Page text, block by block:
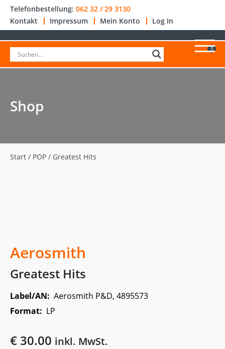
Telefonbestellung: 062 32 / 29 3130
Kontakt
Impressum Mein Konto Log In
0
Shop
Start / POP / Greatest Hits
Aerosmith
Greatest Hits
Label/AN: Aerosmith P&D, 4895573
Format: LP
€ 30.00 inkl. MwSt.